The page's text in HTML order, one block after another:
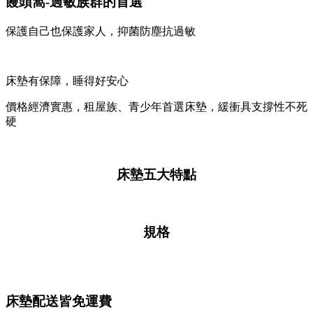
保護自己 ​也保護家人 ​，抑菌防塵抗過敏
床墊有保障，睡得好安心
價格經濟實惠，租屋族、青少年首選床墊，緩衝具支撐性不死
硬
床墊五大特點
規格
床墊配送皆免運費